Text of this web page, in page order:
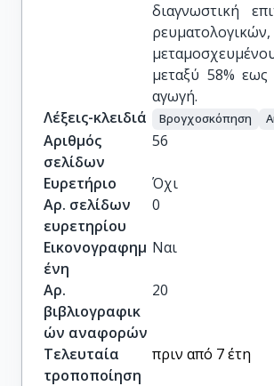
διαγνωστική
μεταξύ 58% εως
αγωγή.
Λέξεις-κλειδιά
Βρογχοσκόπηση
Αριθμός
σελίδων
56
Ευρετήριο
Όχι
Αρ. σελίδων
ευρετηρίου
0
Εικονογραφημ
ένη
Ναι
Αρ.
βιβλιογραφικ
ών αναφορών
20
Τελευταία
τροποποίηση
πριν από 7 έτη